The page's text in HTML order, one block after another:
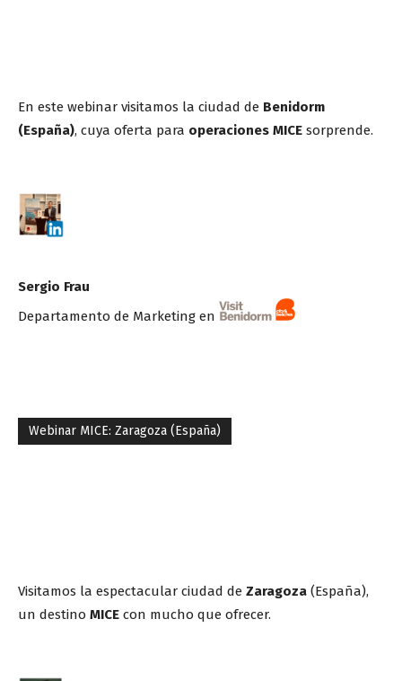
En este webinar visitamos la ciudad de Benidorm
(España), cuya oferta para operaciones MICE sorprende.
Sergio Frau
Departamento de Marketing en
Webinar MICE: Zaragoza (España)
Visitamos la espectacular ciudad de Zaragoza (España),
un destino MICE con mucho que ofrecer.